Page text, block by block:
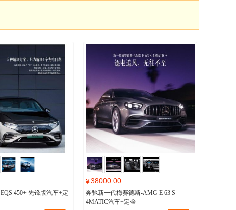
450+ 先锋版汽车+定
¥38000.00
奔驰新一代梅赛德斯-AMG E 63 S
4MATIC汽车+定金